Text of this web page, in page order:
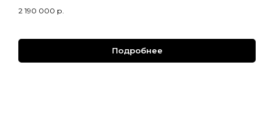
2 190 000 р.
Подробнее